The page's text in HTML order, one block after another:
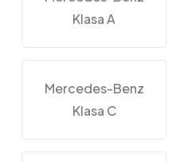
Klasa A
Mercedes-Benz
Klasa C